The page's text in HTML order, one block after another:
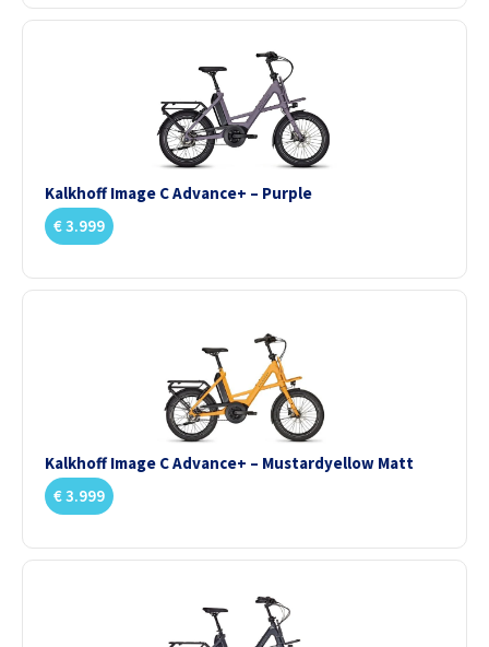
Kalkhoff Image C Advance+ – Purple
€3.999
Kalkhoff Image C Advance+ – Mustardyellow Matt
€3.999